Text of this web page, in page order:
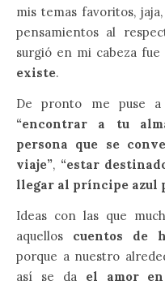
mis temas favoritos,
pensamientos al
surgió en mi cabeza fue
existe.
De pronto me puse a
“encontrar a tu
persona que se
viaje”, “estar
llegar al príncipe azul
Ideas con las que
aquellos cuentos de
porque a nuestro
así se da el amor